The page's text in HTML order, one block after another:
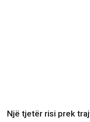
Një tjetër risi prek